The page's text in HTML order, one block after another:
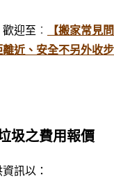
迎至 ：
【搬家常見問
近、安全不另外收步
圾之費用報價
訊以：